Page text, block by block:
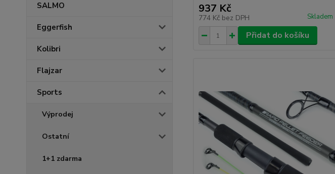
SALMO
Eggerfish
Kolibri
Flajzar
Sports
Výprodej
Ostatní
1+1 zdarma
937 Kč
774 Kč bez DPH Skladem
Přidat do košíku